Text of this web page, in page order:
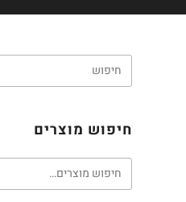
חיפוש מוצרים